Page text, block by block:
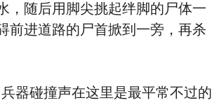
，随后用脚尖挑起绊脚的尸体一
前进道路的尸首掀到一旁，再杀
碰撞声在这里是最平常不过的